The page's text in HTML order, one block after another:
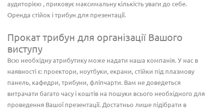
аудиторією , приковує максимальну кількість уваги до себе.
Оренда стійок і трибун для презентації.
Прокат трибун для організації Вашого
виступу
Всю необхідну атрибутику може надати наша компанія. У нас в
наявності є: проектори, ноутбуки, екрани, стійки під плазмову
панель, кафедри, трибуни, фліпчарти. Вам не доведеться
витрачати багато часу і коштів на пошуки всього необхідного для
проведення Вашої презентації. Достатньо лише підібрати в